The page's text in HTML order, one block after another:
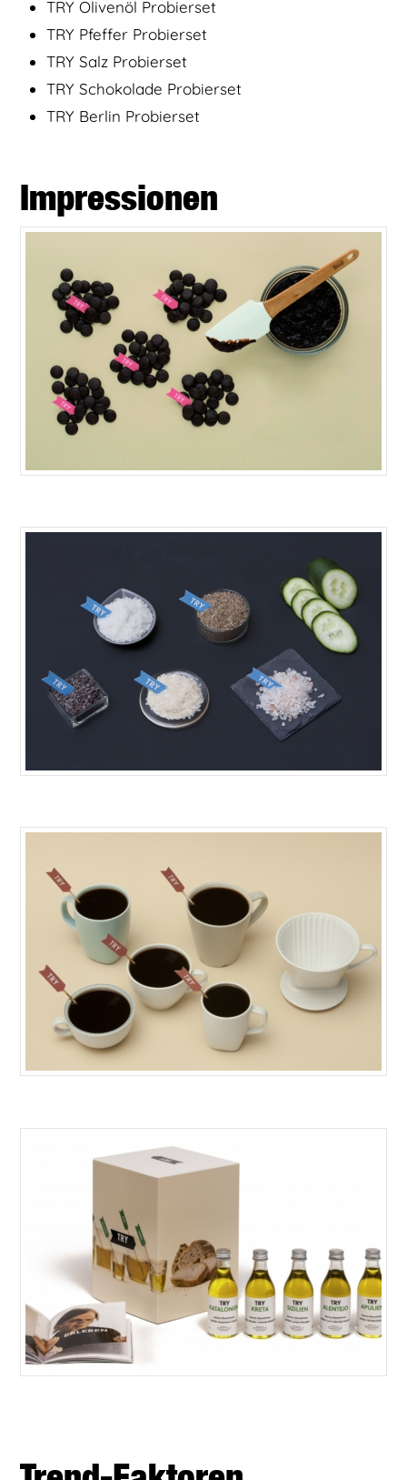
TRY Olivenöl Probierset
TRY Pfeffer Probierset
TRY Salz Probierset
TRY Schokolade Probierset
TRY Berlin Probierset
Impressionen